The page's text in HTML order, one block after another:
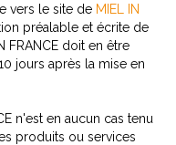
vers le site de MIEL IN
préalable et écrite de
FRANCE doit en être
jours après la mise en
n'est en aucun cas tenu
produits ou services